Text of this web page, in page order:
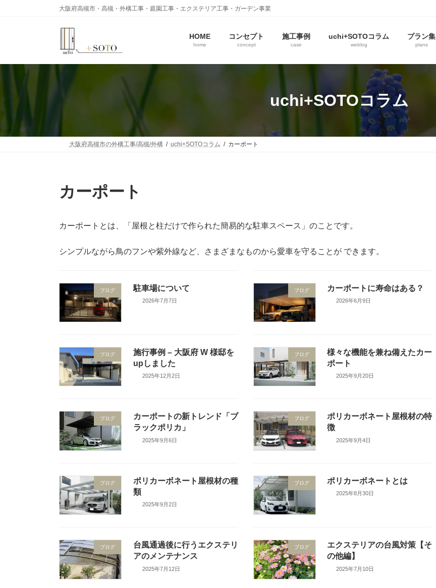
プ
動
大阪府高槻市・高槻・外構工事・庭園工事・エクステリア工事・ガーデン事業
HOME
home
コンセプト
concept
施工事例
case
uchi+SOTOコラム
weblog
プラン集
plans
uchi+SOTOコラム
大阪府高槻市の外構工事/高槻/外構 uchi+SOTOコラム カーポート
カーポート
カーポートとは、「屋根と柱だけで作られた簡易的な駐車スペース」のことです。
シンプルながら鳥のフンや紫外線など、さまざまなものから愛車を守ることが できます。
ブログ 駐車場について
2026年7月7日
ブログ カーポートに寿命はある？
2026年6月9日
ブログ
施行事例 – 大阪府 W 様邸を
upしました
2025年12月2日
ブログ
様々な機能を兼ね備えたカー
ポート
2025年9月20日
ブログ
カーポートの新トレンド「ブ
ラックポリカ」
2025年9月6日
ブログ
ポリカーボネート屋根材の特
徴
2025年9月4日
ブログ
ポリカーボネート屋根材の種
類
2025年9月2日
ブログ ポリカーボネートとは
2025年8月30日
ブログ
台風通過後に行うエクステリ
アのメンテナンス
2025年7月12日
ブログ
エクステリアの台風対策【そ
の他編】
2025年7月10日